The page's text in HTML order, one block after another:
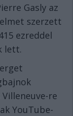
Gasly az
szerzett
ezreddel
lett.
re
YouTube-